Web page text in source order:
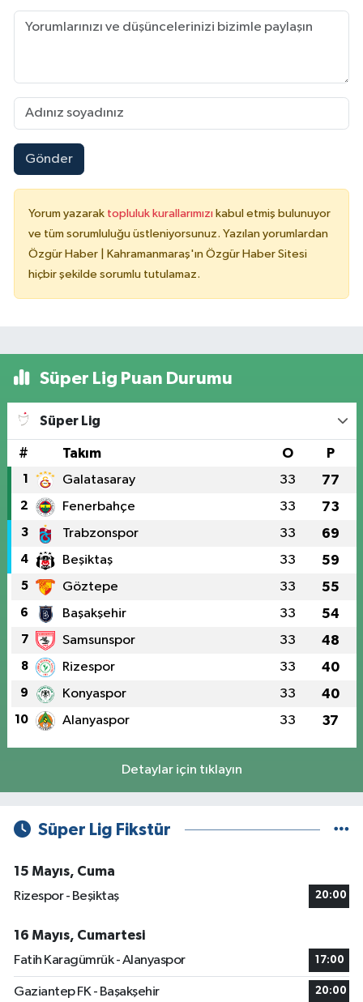
Gönder
Yorum yazarak topluluk kurallarımızı kabul etmiş bulunuyor
ve tüm sorumluluğu üstleniyorsunuz. Yazılan yorumlardan
Özgür Haber | Kahramanmaraş'ın Özgür Haber Sitesi
hiçbir şekilde sorumlu tutulamaz.
Süper Lig Puan Durumu
Süper Lig
# Takım O P
1 Galatasaray 33 77
2 Fenerbahçe 33 73
3 Trabzonspor 33 69
4 Beşiktaş 33 59
5 Göztepe 33 55
6 Başakşehir 33 54
7 Samsunspor 33 48
8 Rizespor 33 40
9 Konyaspor 33 40
10 Alanyaspor 33 37
Detaylar için tıklayın
Süper Lig Fikstür
15 Mayıs, Cuma
Rizespor - Beşiktaş
20:00
16 Mayıs, Cumartesi
Fatih Karagümrük - Alanyaspor
17:00
Gaziantep FK - Başakşehir 20:00